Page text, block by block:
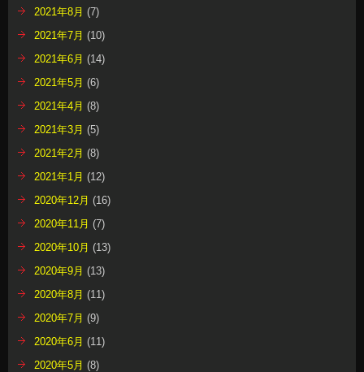
2021年8月 (7)
2021年7月 (10)
2021年6月 (14)
2021年5月 (6)
2021年4月 (8)
2021年3月 (5)
2021年2月 (8)
2021年1月 (12)
2020年12月 (16)
2020年11月 (7)
2020年10月 (13)
2020年9月 (13)
2020年8月 (11)
2020年7月 (9)
2020年6月 (11)
2020年5月 (8)